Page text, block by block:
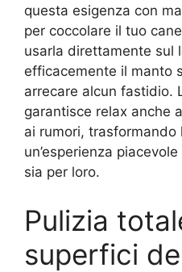
questa esigenza con
per coccolare il tuo
usarla direttamente sul
efficacemente il manto
arrecare alcun fastidio.
garantisce relax anche
ai rumori,
un’esperienza
sia per loro.
Pulizia
superfici